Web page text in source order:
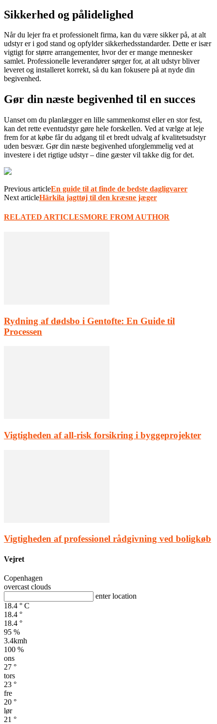
Sikkerhed og pålidelighed
Når du lejer fra et professionelt firma, kan du være sikker på, at alt
udstyr er i god stand og opfylder sikkerhedsstandarder. Dette er især
vigtigt for større arrangementer, hvor der er mange mennesker
samlet. Professionelle leverandører sørger for, at alt udstyr bliver
leveret og installeret korrekt, så du kan fokusere på at nyde din
begivenhed.
Gør din næste begivenhed til en succes
Uanset om du planlægger en lille sammenkomst eller en stor fest,
kan det rette eventudstyr gøre hele forskellen. Ved at vælge at leje
frem for at købe får du adgang til et bredt udvalg af kvalitetsudstyr
uden besvær. Gør din næste begivenhed uforglemmelig ved at
investere i det rigtige udstyr – dine gæster vil takke dig for det.
Previous articleEn guide til at finde de bedste dagligvarer
Next articleHärkila jagttøj til den kræsne jæger
RELATED ARTICLESMORE FROM AUTHOR
Rydning af dødsbo i Gentofte: En Guide til
Processen
Vigtigheden af all-risk forsikring i byggeprojekter
Vigtigheden af professionel rådgivning ved boligkøb
Vejret
Copenhagen
overcast clouds
enter location
18.4 ° C
18.4 °
18.4 °
95 %
3.4kmh
100 %
ons
27 °
tors
23 °
fre
20 °
lør
21 °